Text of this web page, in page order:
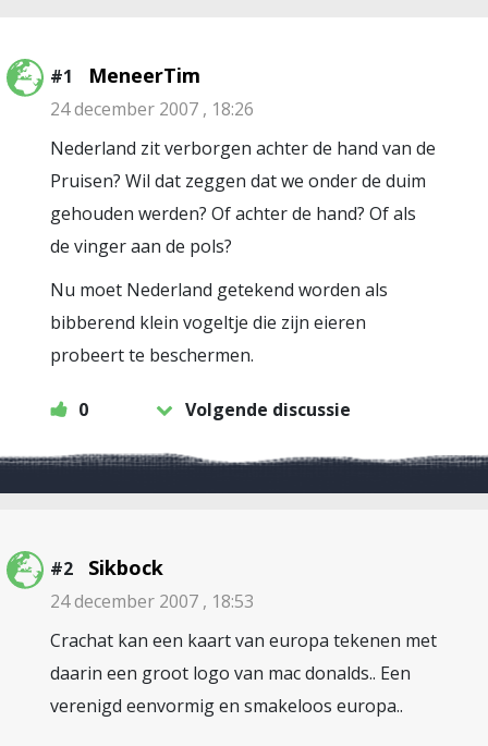
#1 MeneerTim
24 december 2007 , 18:26
Nederland zit verborgen achter de hand van de
Pruisen? Wil dat zeggen dat we onder de duim
gehouden werden? Of achter de hand? Of als
de vinger aan de pols?
Nu moet Nederland getekend worden als
bibberend klein vogeltje die zijn eieren
probeert te beschermen.
0 Volgende discussie
#2 Sikbock
24 december 2007 , 18:53
Crachat kan een kaart van europa tekenen met
daarin een groot logo van mac donalds.. Een
verenigd eenvormig en smakeloos europa..